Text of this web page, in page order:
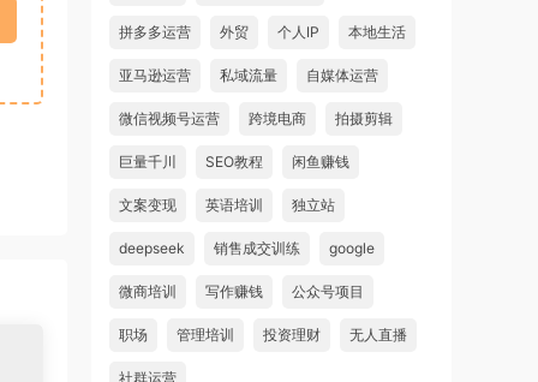
拼多多运营 外贸 个人IP 本地生活
亚马逊运营 私域流量 自媒体运营
微信视频号运营 跨境电商 拍摄剪辑
巨量千川 SEO教程 闲鱼赚钱
文案变现 英语培训 独立站
deepseek 销售成交训练 google
微商培训 写作赚钱 公众号项目
职场 管理培训 投资理财 无人直播
社群运营